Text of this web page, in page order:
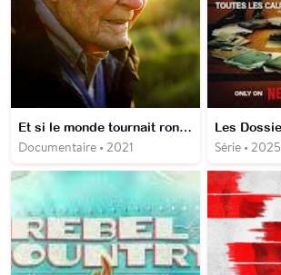
Et si le monde tournait rond ?
Documentaire • 2021 Série • 2025